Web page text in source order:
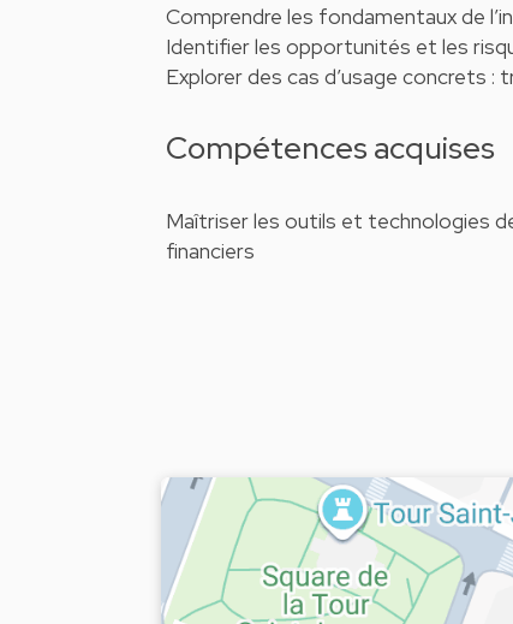
Comprendre les fondamentaux de
Identifier les opportunités et les
Explorer des cas d’usage concrets :
Compétences acquises
Maîtriser les outils et technologies
financiers